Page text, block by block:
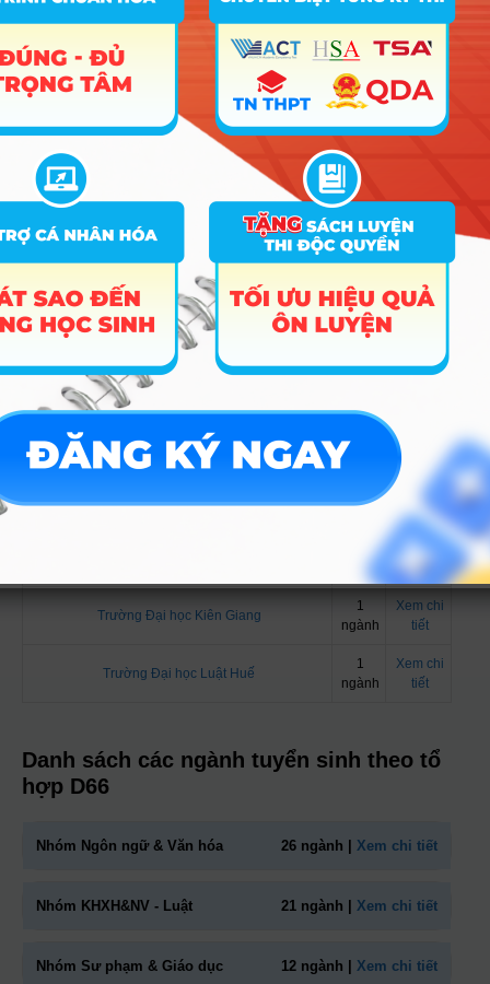
Đại Học Sư Phạm Thái Nguyên
1
ngành
Xem chi
tiết
Phân hiệu Đại học Thái Nguyên tại Hà Giang
1
ngành
Xem chi
tiết
Trường Đại Học Trưng Vương
ngành
Trường Đại Học Trà Vinh
1
ngành
Xem chi
tiết
Trường Đại Học Hà Tĩnh
Trường Đại Học Thái Bình Dương
1
ngành
Trường Đại Học Sư Phạm Thể Dục Thể Thao Hà
1
Xem chi
Trường Đại Học Hồng Đức
ngành
Trường Đại Học Quang Trung
ngành
Xem chi
tiết
Xem chi
tiết
Trường Đại học Kiên Giang
1
ngành
Xem chi
tiết
Trường Đại học Luật Huế
1
ngành
Xem chi
tiết
Danh sách các ngành tuyển sinh theo tổ
hợp D66
Nhóm Ngôn ngữ & Văn hóa 26 ngành | Xem chi tiết
Nhóm KHXH&NV - Luật 21 ngành | Xem chi tiết
Nhóm Sư phạm & Giáo dục 12 ngành | Xem chi tiết